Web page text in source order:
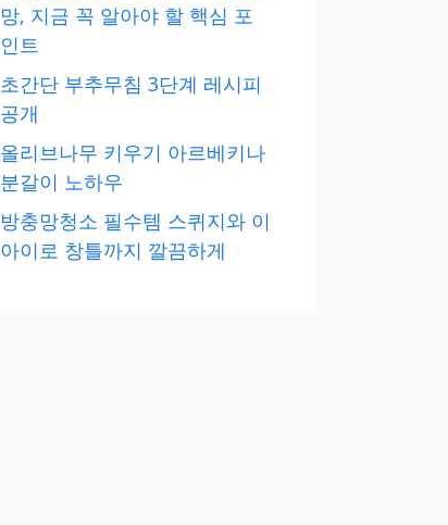
망, 지금 꼭 알아야 할 핵심 포
인트
초간단 부추무침 3단계 레시피
공개
올리브나무 키우기 아르베키나
분갈이 노하우
방충망청소 필수템 스퀴지와 이
아이로 창틀까지 깔끔하게